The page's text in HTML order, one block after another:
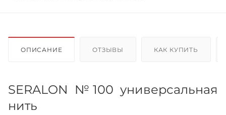
ОПИСАНИЕ ОТЗЫВЫ КАК КУПИТЬ
SERALON №100 универсальная
нить